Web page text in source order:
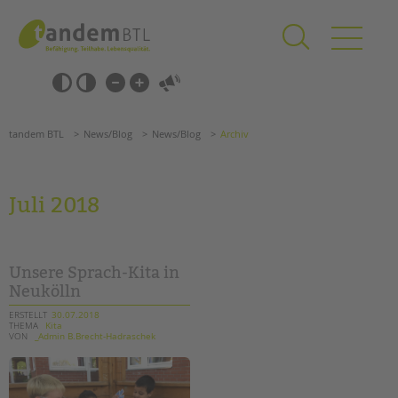
springen
Barrierefrei-
Einstellungen
überspringen
überspringen
Förderzentren
Kollegs
EFöB
Schulbezogene Sozialarbeit
Tagesgruppen
HILFEN ZUR ERZIEHUNG
Suchen
tandem BTL News/Blog News/Blog Archiv
Juli 2018
Unsere Sprach-Kita in
Neukölln
ERSTELLT 30.07.2018
THEMA
Kita
VON
_Admin B.Brecht-Hadraschek